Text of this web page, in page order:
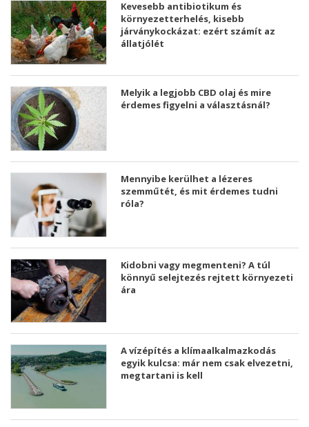
Kevesebb antibiotikum és
környezetterhelés, kisebb
járványkockázat: ezért számít az
állatjólét
Melyik a legjobb CBD olaj és mire
érdemes figyelni a választásnál?
Mennyibe kerülhet a lézeres
szemműtét, és mit érdemes tudni
róla?
Kidobni vagy megmenteni? A túl
könnyű selejtezés rejtett környezeti
ára
A vízépítés a klímaalkalmazkodás
egyik kulcsa: már nem csak elvezetni,
megtartani is kell